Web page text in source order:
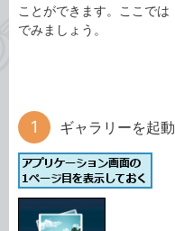
ことができます。ここで
でみましょう。
ギャラリーを起